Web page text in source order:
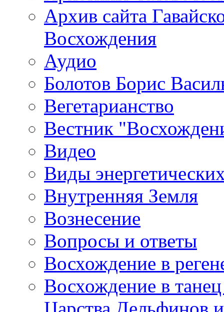
Архив сайта
Восхождения
Аудио
Болотов Борис
Вегетарианство
Вестник
Видео
Виды
Внутренняя Земля
Вознесение
Вопросы и ответы
Восхождение в
Восхождение в